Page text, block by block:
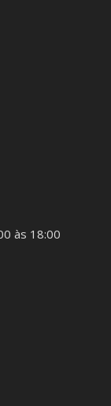
às 18:00